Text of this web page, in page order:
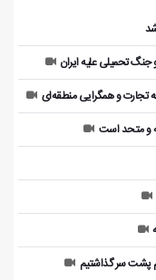
تحمیلی علیه ایران
تجارت و همگرایی منطقه‌ای
و متحد است
پشت سر گذاشتیم